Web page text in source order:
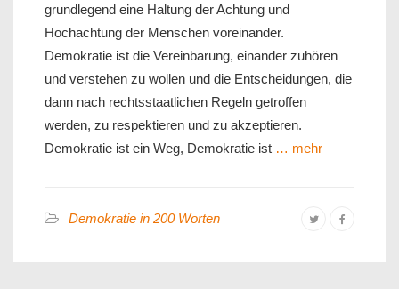
grundlegend eine Haltung der Achtung und
Hochachtung der Menschen voreinander.
Demokratie ist die Vereinbarung, einander zuhören
und verstehen zu wollen und die Entscheidungen, die
dann nach rechtsstaatlichen Regeln getroffen
werden, zu respektieren und zu akzeptieren.
Demokratie ist ein Weg, Demokratie ist … mehr
Demokratie in 200 Worten